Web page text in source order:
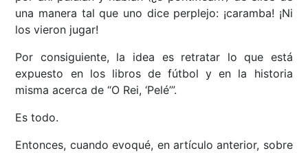
una manera tal que uno dice perplejo: ¡caramba! ¡Ni
los vieron jugar!
Por consiguiente, la idea es retratar lo que está
expuesto en los libros de fútbol y en la historia
misma acerca de “O Rei, ‘Pelé’”.
Es todo.
Entonces, cuando evoqué, en artículo anterior, sobre